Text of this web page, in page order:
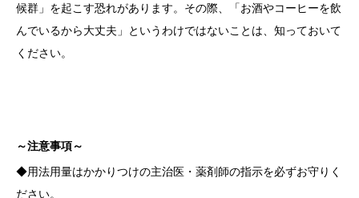
候群」を起こす恐れがあります。その際、「お酒やコーヒーを飲
んでいるから大丈夫」というわけではないことは、知っておいて
ください。
～注意事項～
◆用法用量はかかりつけの主治医・薬剤師の指示を必ずお守りく
ださい。